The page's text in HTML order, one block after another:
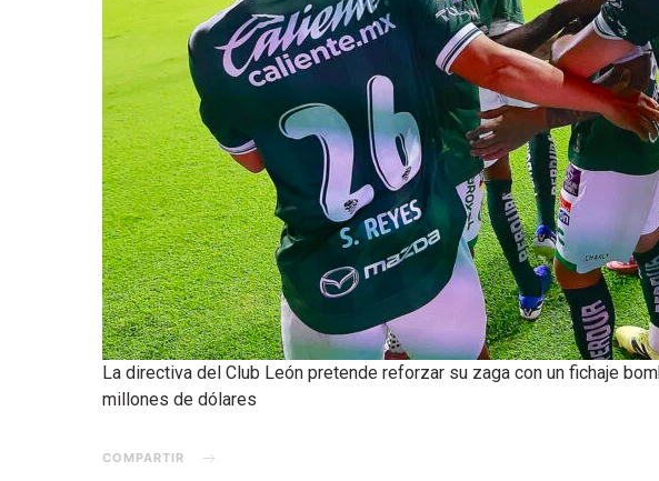
La directiva del Club León pretende reforzar su zaga con un fichaje
millones de dólares
COMPARTIR